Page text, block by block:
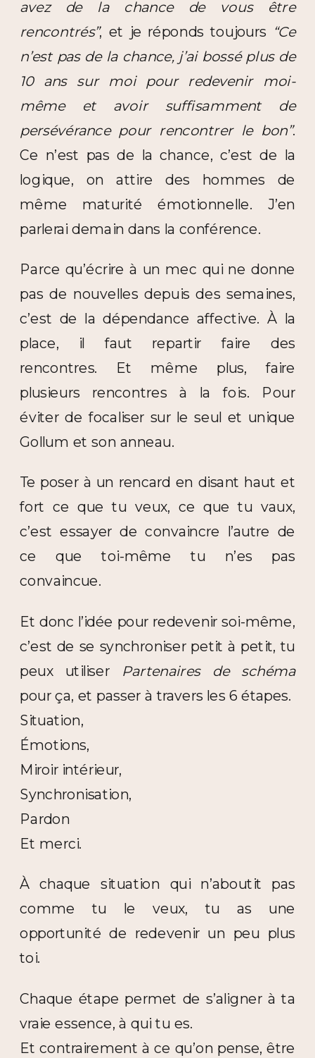
avez de la chance de vous être
rencontrés”, et je réponds toujours “Ce
n’est pas de la chance, j’ai bossé plus de
10 ans sur moi pour redevenir moi-
même et avoir suffisamment de
persévérance pour rencontrer le bon”.
Ce n’est pas de la chance, c’est de la
logique, on attire des hommes de
même maturité émotionnelle. J’en
parlerai demain dans la conférence.
Parce qu’écrire à un mec qui ne donne
pas de nouvelles depuis des semaines,
c’est de la dépendance affective. À la
place, il faut repartir faire des
rencontres. Et même plus, faire
plusieurs rencontres à la fois. Pour
éviter de focaliser sur le seul et unique
Gollum et son anneau.
Te poser à un rencard en disant haut et
fort ce que tu veux, ce que tu vaux,
c’est essayer de convaincre l’autre de
ce que toi-même tu n’es pas
convaincue.
Et donc l’idée pour redevenir soi-même,
c’est de se synchroniser petit à petit, tu
peux utiliser Partenaires de schéma
pour ça, et passer à travers les 6 étapes.
Situation,
Émotions,
Miroir intérieur,
Synchronisation,
Pardon
Et merci.
À chaque situation qui n’aboutit pas
comme tu le veux, tu as une
opportunité de redevenir un peu plus
toi.
Chaque étape permet de s’aligner à ta
vraie essence, à qui tu es.
Et contrairement à ce qu’on pense, être